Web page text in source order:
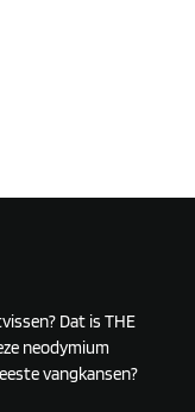
Dat is THE
neodymium
vangkansen?